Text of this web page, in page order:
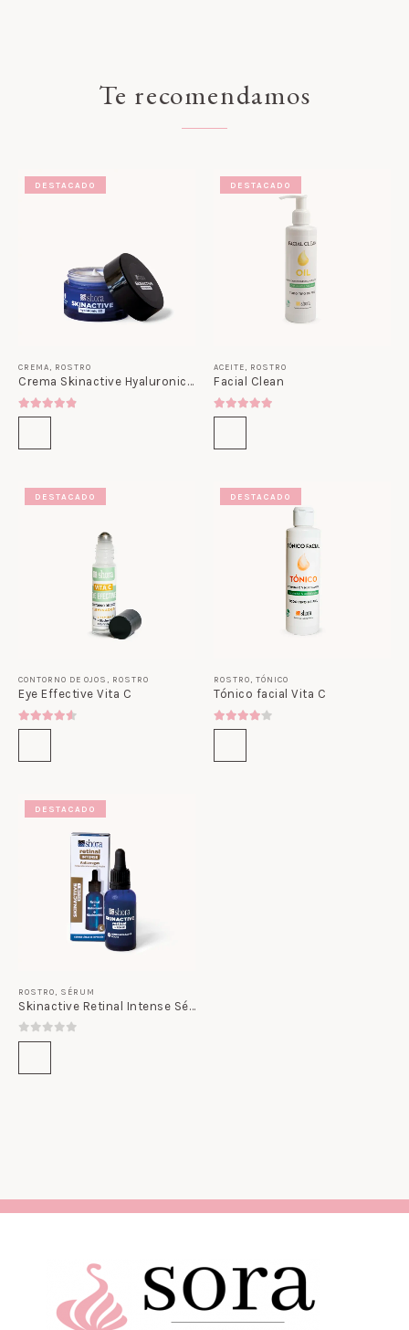
Te recomendamos
DESTACADO
CREMA ROSTRO
Crema Skinactive Hyaluronic 8D
4.80out of 5
DESTACADO
ACEITE ROSTRO
Facial Clean
5.00out of 5
DESTACADO
CONTORNO DE OJOS ROSTRO
Eye Effective Vita C
4.50out of 5
DESTACADO
ROSTRO TÓNICO
Tónico facial Vita C
4.00out of 5
DESTACADO
ROSTRO SÉRUM
Skinactive Retinal Intense Sérum
0out of 5